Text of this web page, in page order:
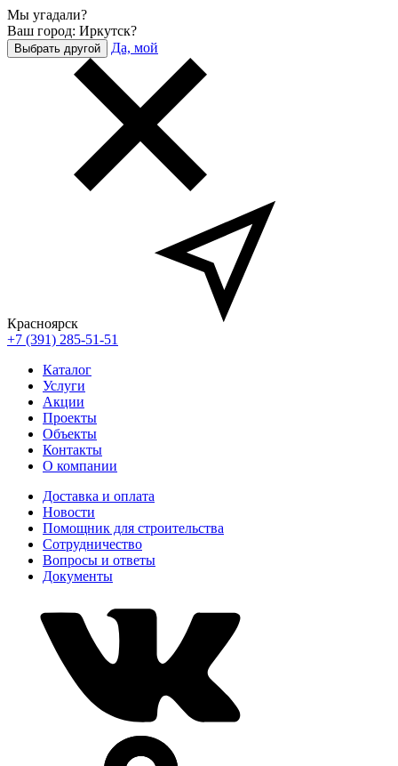
Мы угадали?
Ваш город: Иркутск?
Выбрать другой Да, мой
Красноярск
+7 (391) 285-51-51
Каталог
Услуги
Акции
Проекты
Объекты
Контакты
О компании
Доставка и оплата
Новости
Помощник для строительства
Сотрудничество
Вопросы и ответы
Документы